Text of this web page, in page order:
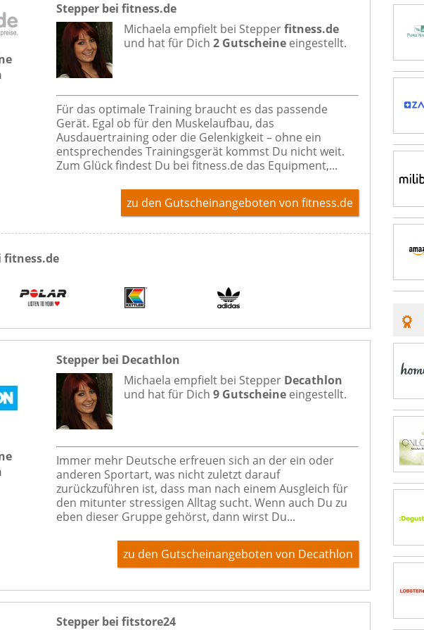
Stepper bei fitness.de
Michaela empfielt bei Stepperfitness.de
und hat für Dich 2 Gutscheineeingestellt.
Für das optimale Training braucht es das passende
Gerät. Egal ob für den Muskelaufbau, das
Ausdauertraining oder die Gelenkigkeit – ohne ein
entsprechendes Trainingsgerät kommst Du nicht weit.
Zum Glück findest Du bei fitness.de das Equipment,...
zu den Gutscheinangeboten von fitness.de
fitness.de
Stepper bei Decathlon
Michaela empfielt bei Stepper Decathlon
und hat für Dich 9 Gutscheineeingestellt.
Immer mehr Deutsche erfreuen sich an der ein oder
anderen Sportart, was nicht zuletzt darauf
zurückzuführen ist, dass man nach einem Ausgleich für
den mitunter stressigen Alltag sucht. Wenn auch Du zu
eben dieser Gruppe gehörst, dann wirst Du...
zu den Gutscheinangeboten von Decathlon
Stepper bei fitstore24